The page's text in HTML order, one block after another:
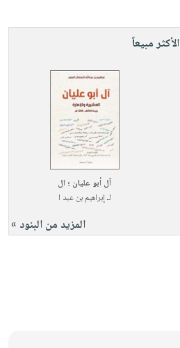
الأكثر مبيعاً
آل أبو عليان ؛ ال
لـإبراهيم بن عبد ا
المزيد من البنود »